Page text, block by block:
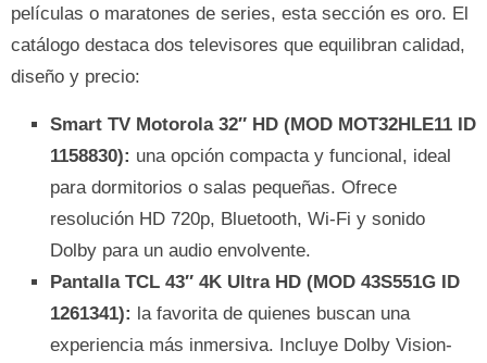
películas o maratones de series, esta sección es oro. El
catálogo destaca dos televisores que equilibran calidad,
diseño y precio:
Smart TV Motorola 32″ HD (MOD MOT32HLE11 ID
1158830): una opción compacta y funcional, ideal
para dormitorios o salas pequeñas. Ofrece
resolución HD 720p, Bluetooth, Wi-Fi y sonido
Dolby para un audio envolvente.
Pantalla TCL 43″ 4K Ultra HD (MOD 43S551G ID
1261341): la favorita de quienes buscan una
experiencia más inmersiva. Incluye Dolby Vision-